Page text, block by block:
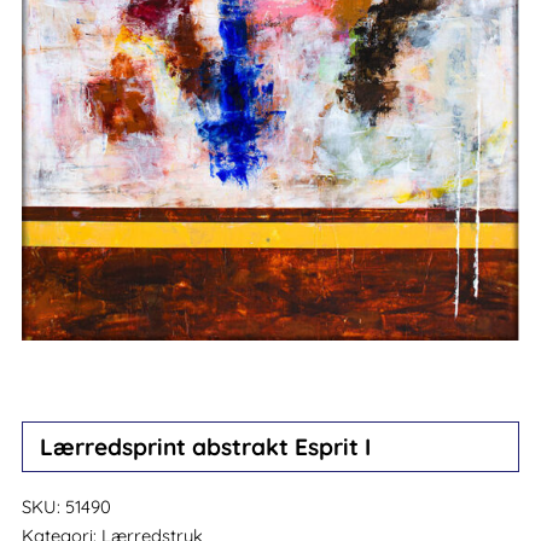
Lærredsprint abstrakt Esprit I
SKU: 51490
Kategori: Lærredstryk